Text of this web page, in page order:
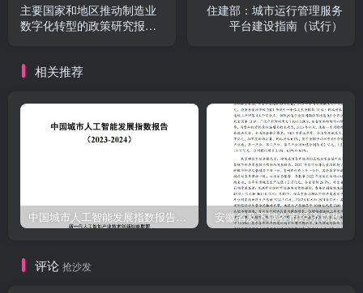
主要国家和地区推动制造业
数字化转型的政策研究报告
住建部：城市运行管理服务
平台建设指南（试行）
相关推荐
评论 抢沙发